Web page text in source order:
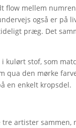
flow mellem
også er på
præg. Det
kulørt stof, som
qua den mørke
en enkelt kropsdel.
artister